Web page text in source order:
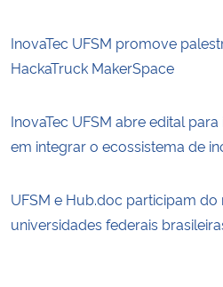
InovaTec UFSM promove
HackaTruck MakerSpace
InovaTec UFSM abre edital
em integrar o ecossistema de
UFSM e Hub.doc participam
universidades federais